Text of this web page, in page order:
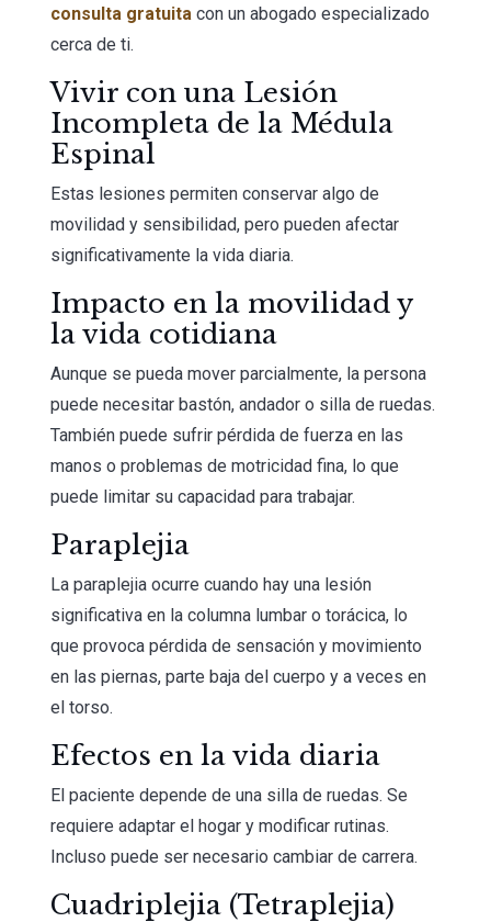
consulta gratuita con un abogado especializado
cerca de ti.
Vivir con una Lesión
Incompleta de la Médula
Espinal
Estas lesiones permiten conservar algo de
movilidad y sensibilidad, pero pueden afectar
significativamente la vida diaria.
Impacto en la movilidad y
la vida cotidiana
Aunque se pueda mover parcialmente, la persona
puede necesitar bastón, andador o silla de ruedas.
También puede sufrir pérdida de fuerza en las
manos o problemas de motricidad fina, lo que
puede limitar su capacidad para trabajar.
Paraplejia
La paraplejia ocurre cuando hay una lesión
significativa en la columna lumbar o torácica, lo
que provoca pérdida de sensación y movimiento
en las piernas, parte baja del cuerpo y a veces en
el torso.
Efectos en la vida diaria
El paciente depende de una silla de ruedas. Se
requiere adaptar el hogar y modificar rutinas.
Incluso puede ser necesario cambiar de carrera.
Cuadriplejia (Tetraplejia)